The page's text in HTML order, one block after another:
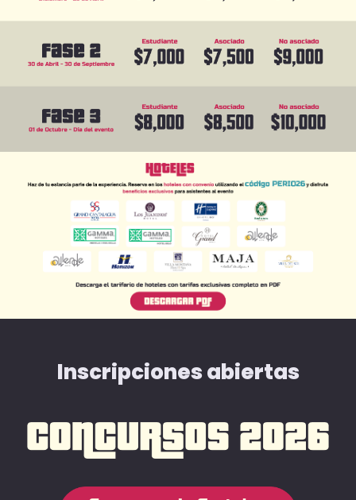
Inscripciones abiertas